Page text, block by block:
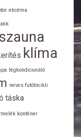
ekcéma
klíma
légkondicionáló
neves futóbicikli
táska
konténer